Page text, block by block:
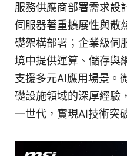
服務供應商部署需求
伺服器著重擴展性與散
礎架構部署；企業級伺
境中提供運算、儲存與
支援多元AI應用場景。
礎設施領域的深厚經驗
一世代，實現AI技術突